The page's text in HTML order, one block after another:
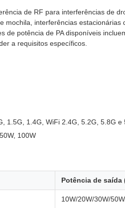
de RF para interferências de
mochila, interferências estacionárias
de potência de PA disponíveis
a requisitos específicos.
1.5G, 1.4G, WiFi 2.4G, 5.2G, 5.8G e
100W
Potência de saída
10W/20W/30W/